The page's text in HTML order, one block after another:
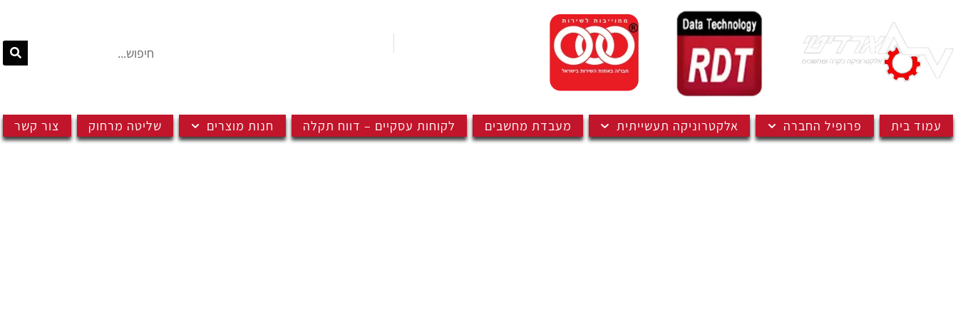
עמוד בית פרופיל החברה אלקטרוניקה תעשייתית מעבדת מחשבים לקוחות עסקיים – דווח תקלה חנות מוצרים שליטה מרחוק צור קשר